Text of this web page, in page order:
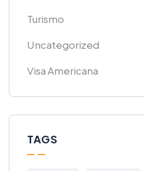
Turismo
Uncategorized
Visa Americana
TAGS